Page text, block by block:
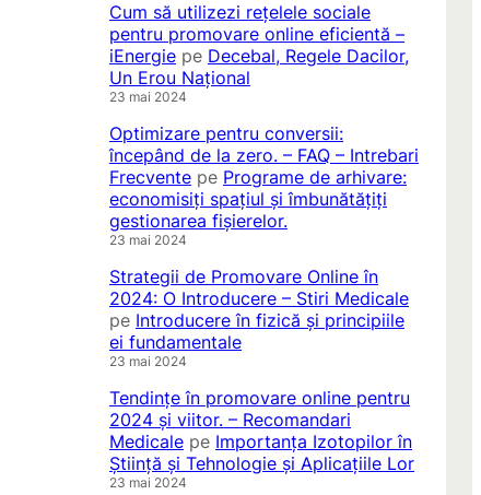
Cum să utilizezi rețelele sociale
pentru promovare online eficientă –
iEnergie pe Decebal, Regele Dacilor,
Un Erou Național
23 mai 2024
Optimizare pentru conversii:
începând de la zero. – FAQ – Intrebari
Frecvente pe Programe de arhivare:
economisiți spațiul și îmbunătățiți
gestionarea fișierelor.
23 mai 2024
Strategii de Promovare Online în
2024: O Introducere – Stiri Medicale
pe Introducere în fizică și principiile
ei fundamentale
23 mai 2024
Tendințe în promovare online pentru
2024 și viitor. – Recomandari
Medicale pe Importanța Izotopilor în
Știință și Tehnologie și Aplicațiile Lor
23 mai 2024